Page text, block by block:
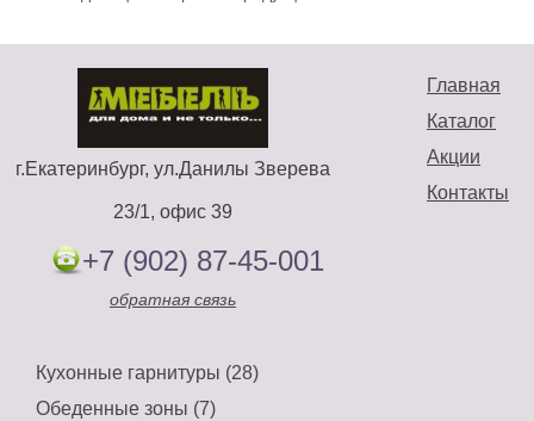
Главная
Каталог
Акции
Контакты
г.Екатеринбург, ул.Данилы Зверева
23/1, офис 39
+7 (902) 87-45-001
обратная связь
Кухонные гарнитуры (28)
Обеденные зоны (7)